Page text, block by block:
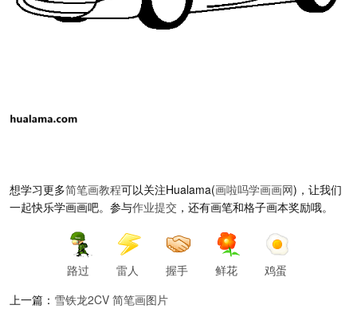
想学习更多简笔画教程可以关注Hualama(画啦吗学画画网)，让我们
一起快乐学画画吧。参与作业提交 ，还有画笔和格子画本奖励哦。
路过 雷人 握手 鲜花
鸡蛋
上一篇： 雪铁龙2CV 简笔画图片